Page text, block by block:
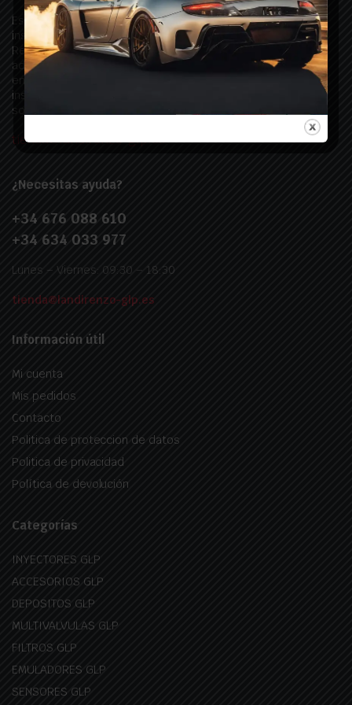
Estamos especializados en la comercialización de
instalaciones GLP y todos los productos asociados a Landi
Renzo. Ofrecemos soluciones completas y de alta calidad,
adaptadas a sus necesidades, con soporte profesional y
entrega rápida. ¡Descubra las mejores opciones para la
instalación y mantenimiento de sistemas GLP, todo en un
solo lugar!
tienda@landirenzo-glp.es
¿Necesitas ayuda?
+34 676 088 610
+34 634 033 977
Lunes – Viernes: 09:30 – 18:30
tienda@landirenzo-glp.es
Información útil
Mi cuenta
Mis pedidos
Contacto
Politica de proteccion de datos
Politica de privacidad
Política de devolución
Categorías
INYECTORES GLP
ACCESORIOS GLP
DEPOSITOS GLP
MULTIVALVULAS GLP
FILTROS GLP
EMULADORES GLP
SENSORES GLP